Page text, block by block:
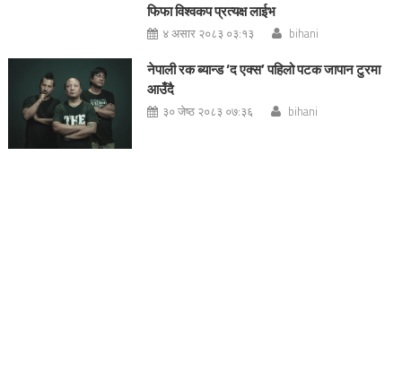
फिफा विश्वकप प्रत्यक्ष लाईभ
४ असार २०८३ ०३:१३ bihani
नेपाली रक ब्यान्ड ‘द एक्स’ पहिलो पटक जापान टुरमा
आउँदै
३० जेष्ठ २०८३ ०७:३६ bihani